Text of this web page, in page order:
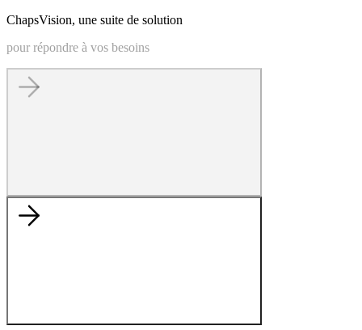
ChapsVision, une suite de solution
pour répondre à vos besoins